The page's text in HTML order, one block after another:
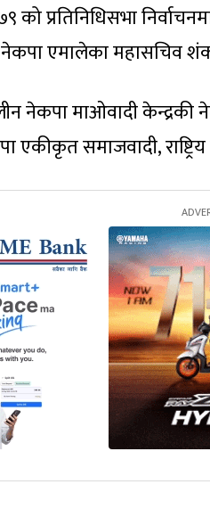
को प्रतिनिधिसभा
नेकपा एमालेका महासचिव
नेकपा माओवादी केन्द्रकी
एकीकृत समाजवादी,